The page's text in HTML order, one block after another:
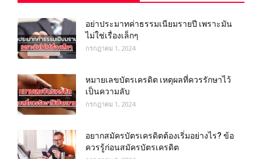
อย่าประมาทค่าธรรมเนียมรายปี เพราะมัน
ไม่ใช่เรื่องเล็กๆ
กรกฎาคม 1, 2024
หมายเลขบัตรเครดิต เหตุผลที่ควรรักษาไว้
เป็นความลับ
กรกฎาคม 1, 2024
อยากสมัครบัตรเครดิตต้องเริ่มอย่างไร? ข้อ
ควรรู้ก่อนสมัครบัตรเครดิต